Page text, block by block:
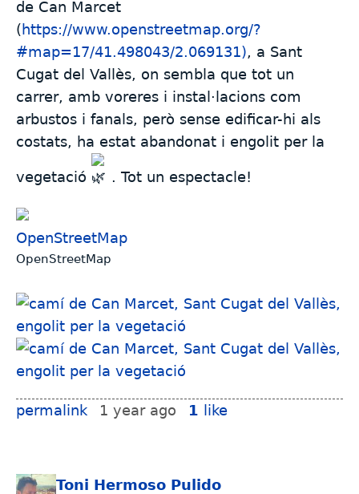
de Can Marcet
(https://www.openstreetmap.org/?
#map=17/41.498043/2.069131), a Sant
Cugat del Vallès, on sembla que tot un
carrer, amb voreres i instal·lacions com
arbustos i fanals, però sense edificar-hi als
costats, ha estat abandonat i engolit per la
vegetació . Tot un espectacle!
OpenStreetMap
OpenStreetMap
permalink 1 year ago 1 like
Toni Hermoso Pulido